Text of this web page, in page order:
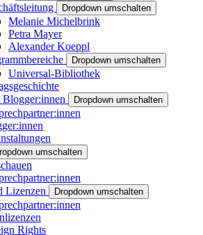
Dropdown umschalten
Melanie Michelbrink
Petra Mayer
Alexander Koeppl
Dropdown umschalten
Universal-Bibliothek
Blogger:innen
Dropdown umschalten
umschalten
Lizenzen
Dropdown umschalten
Rights